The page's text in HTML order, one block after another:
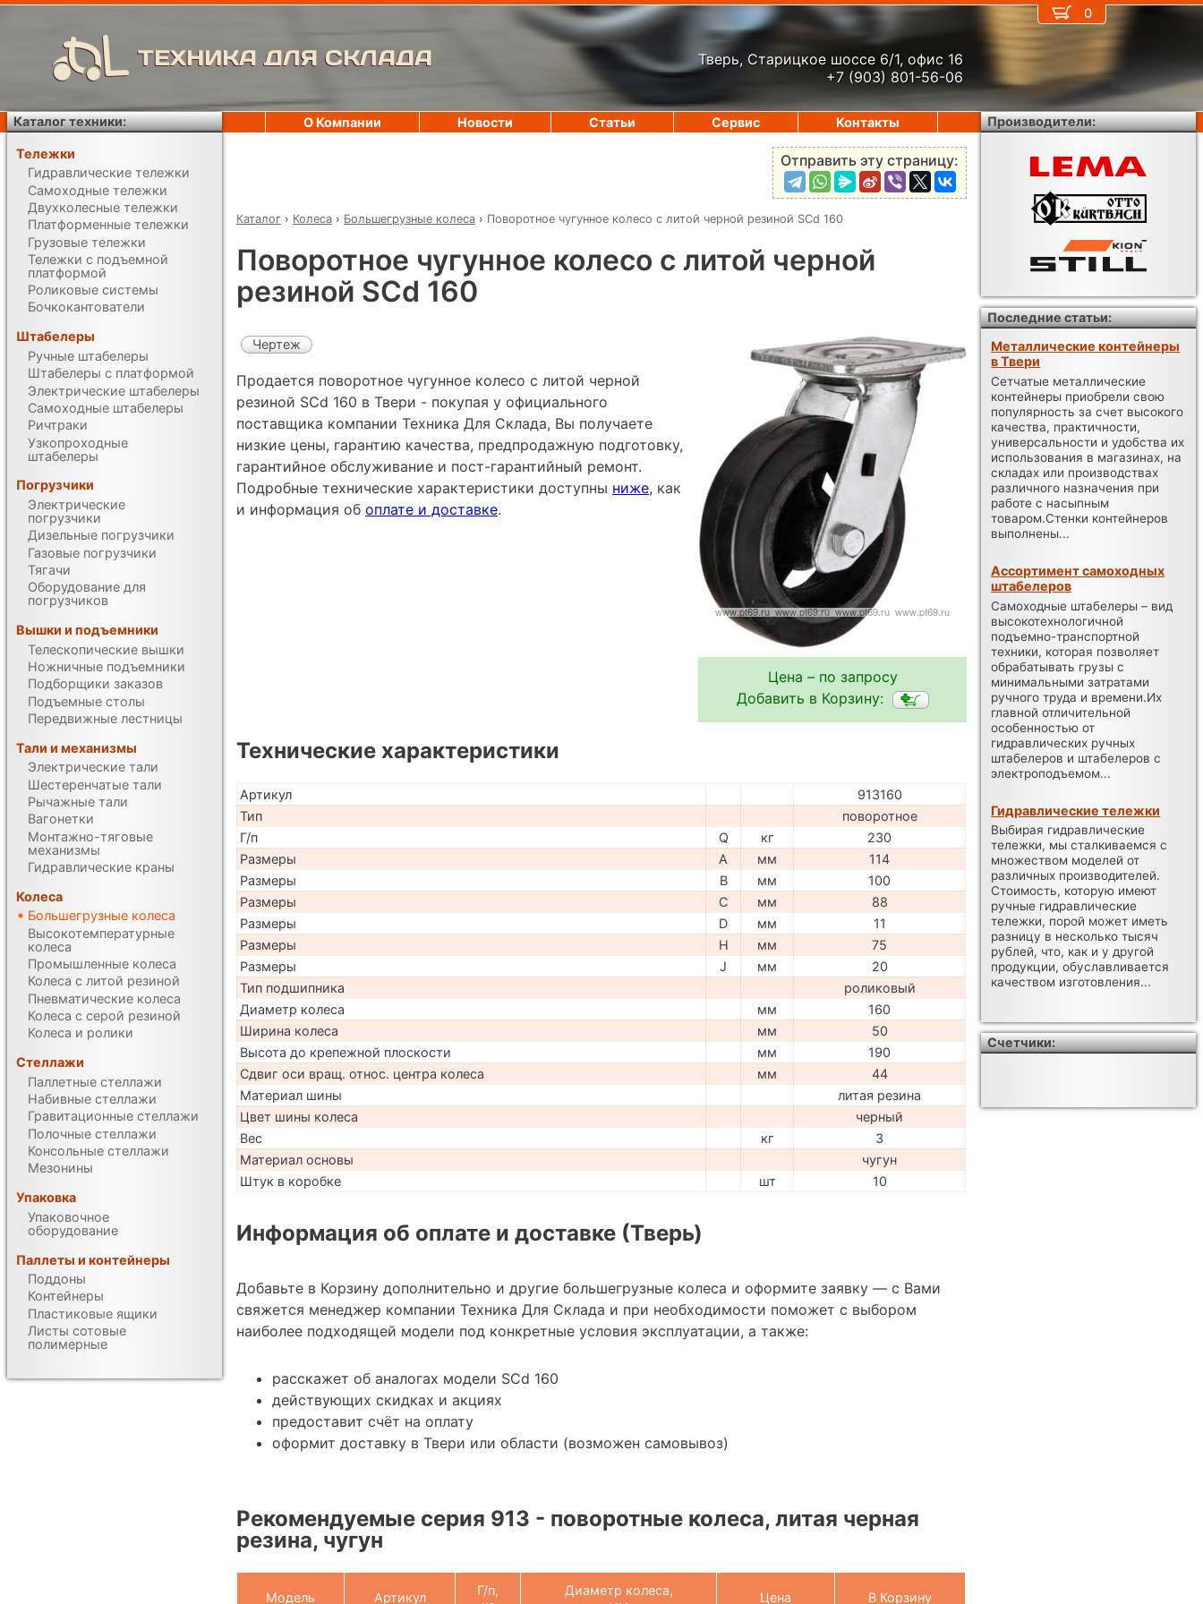
ТЕХНИКА ДЛЯ СКЛАДА
Тверь, Старицкое шоссе 6/1, офис 16
+7 (903) 801-56-06
Отправить эту страницу:
Каталог › Колеса › Большегрузные колеса › Поворотное чугунное колесо с литой черной резиной SCd 160
Поворотное чугунное колесо с литой черной
резиной SCd 160
Цена – по запросу
Добавить в Корзину:
Чертеж
Продается поворотное чугунное колесо с литой черной
резиной SCd 160 в Твери - покупая у официального
поставщика компании Техника Для Склада, Вы получаете
низкие цены, гарантию качества, предпродажную подготовку,
гарантийное обслуживание и пост-гарантийный ремонт.
Подробные технические характеристики доступны ниже, как
и информация об оплате и доставке.
Технические характеристики
Артикул
913160
Тип
поворотное
Г/п
Q кг
230
Размеры
A мм
114
Размеры
B мм
100
Размеры
C мм
88
Размеры
D мм
11
Размеры
H мм
75
Размеры
J мм
20
Тип подшипника
роликовый
Диаметр колеса
мм
160
Ширина колеса
мм
50
Высота до крепежной плоскости
мм
190
Сдвиг оси вращ. относ. центра колеса
мм
44
Материал шины
литая резина
Цвет шины колеса
черный
Вес
кг
3
Материал основы
чугун
Штук в коробке
шт 10
Информация об оплате и доставке (Тверь)
Добавьте в Корзину дополнительно и другие большегрузные колеса и оформите заявку — с Вами
свяжется менеджер компании Техника Для Склада и при необходимости поможет с выбором
наиболее подходящей модели под конкретные условия эксплуатации, а также:
расскажет об аналогах модели SCd 160
действующих скидках и акциях
предоставит счёт на оплату
оформит доставку в Твери или области (возможен самовывоз)
Рекомендуемые серия 913 - поворотные колеса, литая черная
резина, чугун
Модель Артикул
Г/п,
Диаметр колеса,
Цена В Корзину
0
О Компании Новости Статьи Сервис Контакты
Каталог техники:
Тележки
Гидравлические тележки
Самоходные тележки
Двухколесные тележки
Платформенные тележки
Грузовые тележки
Тележки с подъемной
платформой
Роликовые системы
Бочкокантователи
Штабелеры
Ручные штабелеры
Штабелеры с платформой
Электрические штабелеры
Самоходные штабелеры
Ричтраки
Узкопроходные
штабелеры
Погрузчики
Электрические
погрузчики
Дизельные погрузчики
Газовые погрузчики
Тягачи
Оборудование для
погрузчиков
Вышки и подъемники
Телескопические вышки
Ножничные подъемники
Подборщики заказов
Подъемные столы
Передвижные лестницы
Тали и механизмы
Электрические тали
Шестеренчатые тали
Рычажные тали
Вагонетки
Монтажно-тяговые
механизмы
Гидравлические краны
Колеса
Большегрузные колеса
Высокотемпературные
колеса
Промышленные колеса
Колеса с литой резиной
Пневматические колеса
Колеса с серой резиной
Колеса и ролики
Стеллажи
Паллетные стеллажи
Набивные стеллажи
Гравитационные стеллажи
Полочные стеллажи
Консольные стеллажи
Мезонины
Упаковка
Упаковочное
оборудование
Паллеты и контейнеры
Поддоны
Контейнеры
Пластиковые ящики
Листы сотовые
полимерные
Производители:
Последние статьи:
Металлические контейнеры
в Твери
Сетчатые металлические
контейнеры приобрели свою
популярность за счет высокого
качества, практичности,
универсальности и удобства их
использования в магазинах, на
складах или производствах
различного назначения при
работе с насыпным
товаром.Стенки контейнеров
выполнены...
Ассортимент самоходных
штабелеров
Самоходные штабелеры – вид
высокотехнологичной
подъемно-транспортной
техники, которая позволяет
обрабатывать грузы с
минимальными затратами
ручного труда и времени.Их
главной отличительной
особенностью от
гидравлических ручных
штабелеров и штабелеров с
электроподъемом...
Гидравлические тележки
Выбирая гидравлические
тележки, мы сталкиваемся с
множеством моделей от
различных производителей.
Стоимость, которую имеют
ручные гидравлические
тележки, порой может иметь
разницу в несколько тысяч
рублей, что, как и у другой
продукции, обуславливается
качеством изготовления...
Счетчики: